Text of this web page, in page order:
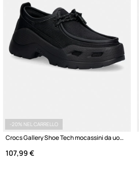
-20% NEL CARRELLO
Crocs Gallery Shoe Tech mocassini da uomo
107,99 €